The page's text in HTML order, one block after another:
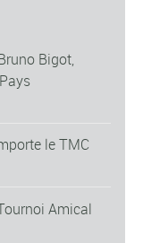
Bigot,
le TMC
Amical